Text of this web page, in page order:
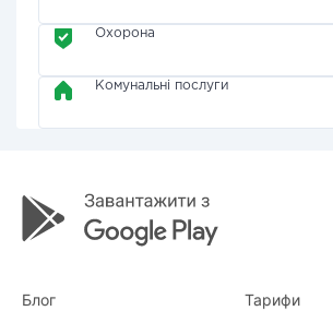
Охорона
Комунальні послуги
Блог Тарифи